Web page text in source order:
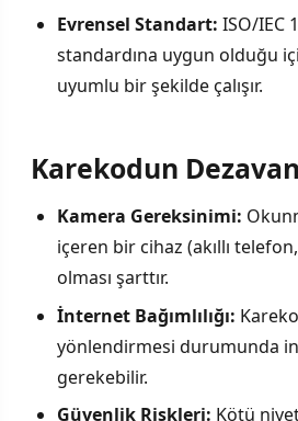
Evrensel Standart: ISO/IEC
standardına uygun olduğu
uyumlu bir şekilde çalışır.
Karekodun
Kamera Gereksinimi:
içeren bir cihaz (akıllı
olması şarttır.
İnternet Bağımlılığı:
yönlendirmesi durumunda
gerekebilir.
Güvenlik Riskleri: Kötü